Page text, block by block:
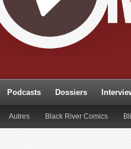
Podcasts Dossiers
Autres Black River Comics